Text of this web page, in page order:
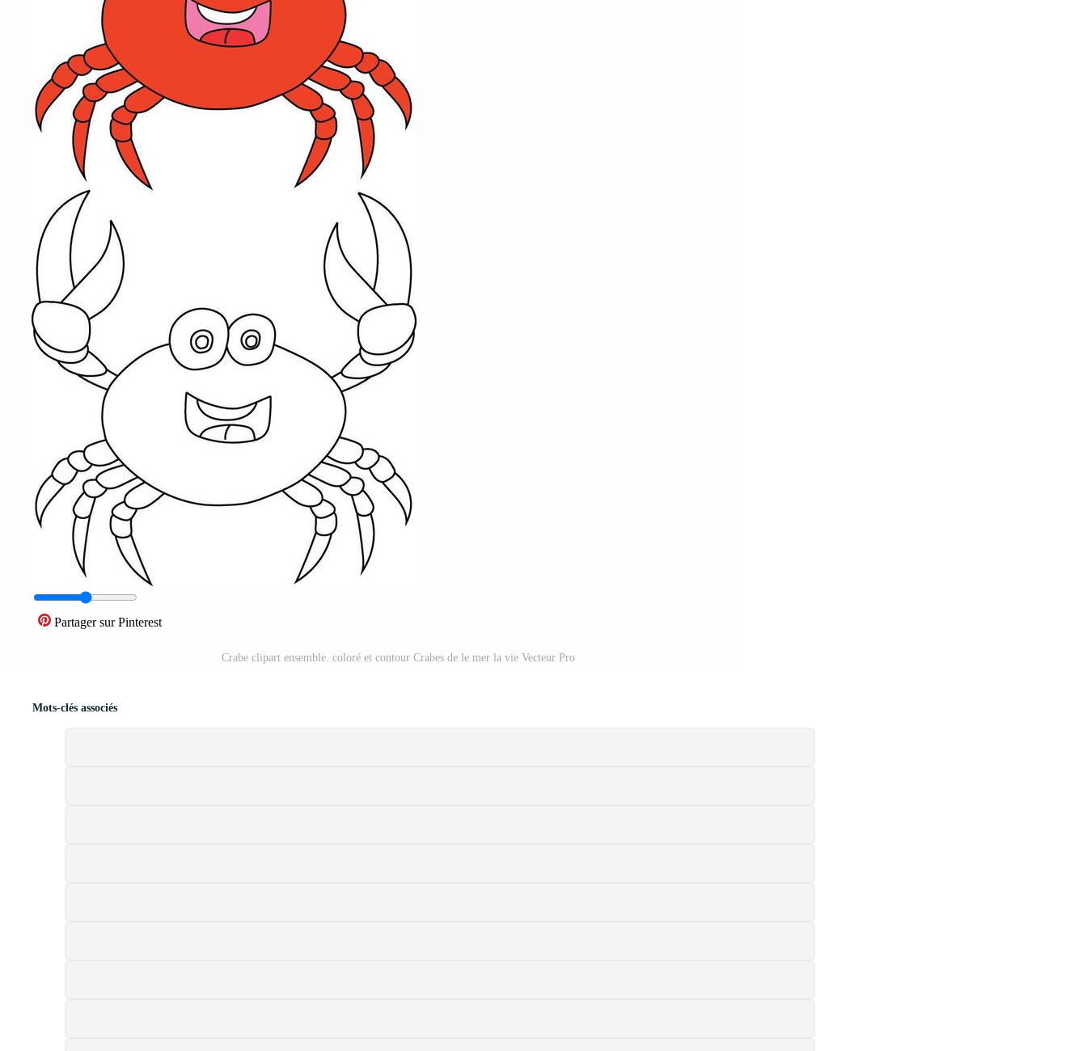
Partager sur Pinterest
Crabe clipart ensemble. coloré et contour Crabes de le mer la vie Vecteur Pro
Mots-clés associés